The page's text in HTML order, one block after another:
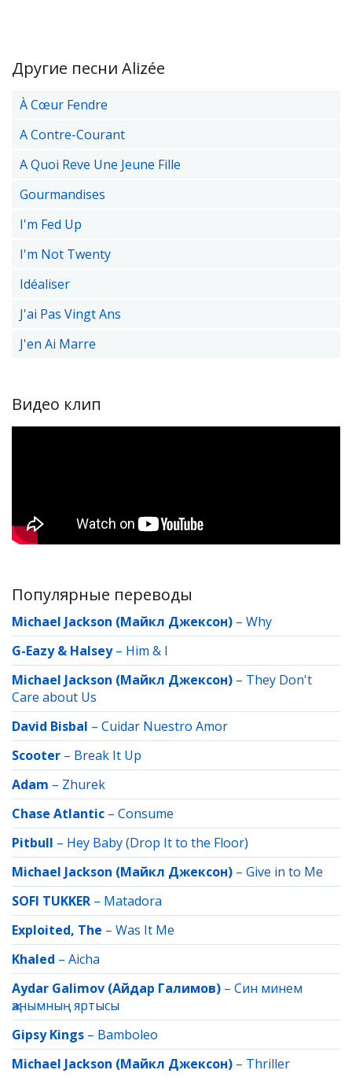
Другие песни Alizée
À Cœur Fendre
A Contre-Courant
A Quoi Reve Une Jeune Fille
Gourmandises
I'm Fed Up
I'm Not Twenty
Idéaliser
J'ai Pas Vingt Ans
J'en Ai Marre
Видео клип
Популярные переводы
Michael Jackson (Майкл Джексон) – Why
G-Eazy & Halsey– Him & I
Michael Jackson (Майкл Джексон) – They Don't
Care about Us
David Bisbal – Cuidar Nuestro Amor
Scooter – Break It Up
Adam – Zhurek
Chase Atlantic – Consume
Pitbull – Hey Baby (Drop It to the Floor)
Michael Jackson (Майкл Джексон) – Give in to Me
SOFI TUKKER – Matadora
Exploited, The – Was It Me
Khaled – Aicha
Aydar Galimov (Айдар Галимов) – Син минем
җанымның яртысы
Gipsy Kings – Bamboleo
Michael Jackson (Майкл Джексон) – Thriller